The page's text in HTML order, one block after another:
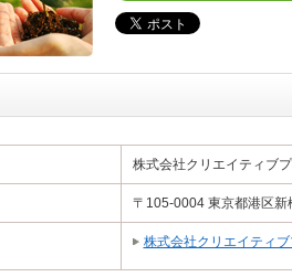
株式会社クリエイティブ
〒105-0004 東京都港区新
株式会社クリエイティ